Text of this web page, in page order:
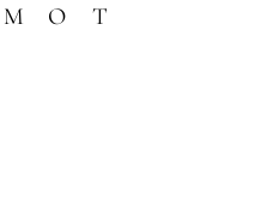
M O T